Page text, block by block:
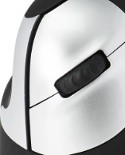
0,0
z
hvězdiček.